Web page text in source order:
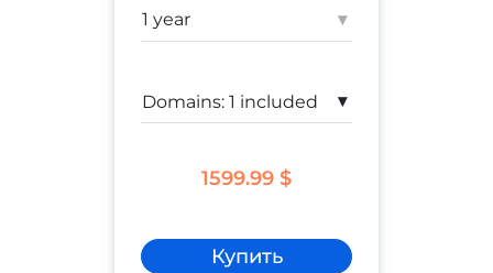
Гарантия: $ 1,750,000
▾
▾
1599.99 $
Купить